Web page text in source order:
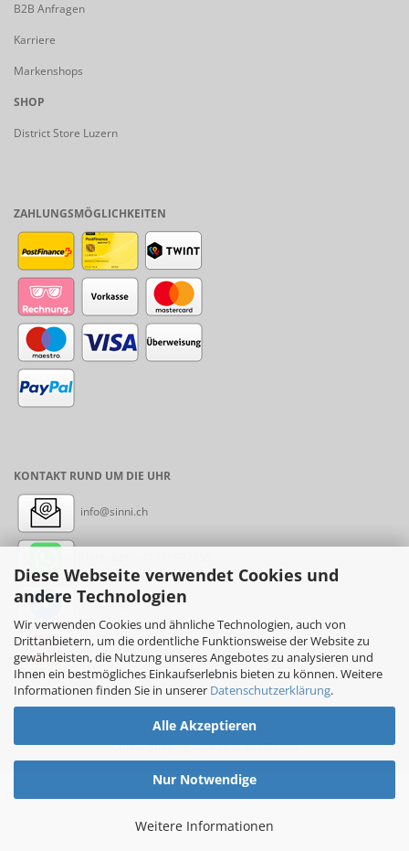
Diese Webseite verwendet Cookies und
andere Technologien
Wir verwenden Cookies und ähnliche Technologien, auch von
Drittanbietern, um die ordentliche Funktionsweise der Website zu
gewährleisten, die Nutzung unseres Angebotes zu analysieren und
Ihnen ein bestmögliches Einkaufserlebnis bieten zu können. Weitere
Informationen finden Sie in unserer Datenschutzerklärung.
Alle Akzeptieren
Nur Notwendige
Weitere Informationen
B2B Anfragen
Karriere
Markenshops
SHOP
District Store Luzern
ZAHLUNGSMÖGLICHKEITEN
KONTAKT RUND UM DIE UHR
info@sinni.ch
Messenger: sinni.ch
Instagram: sinni_ch
Online-Shopby sinni.ch © 2017-2026